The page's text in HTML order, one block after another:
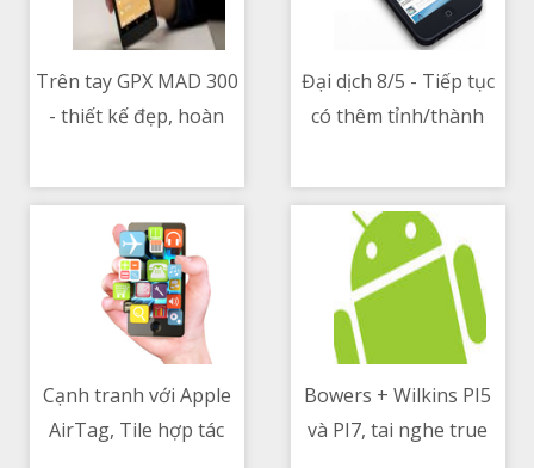
Trên tay GPX MAD 300
- thiết kế đẹp, hoàn
Đại dịch 8/5 - Tiếp tục
có thêm tỉnh/thành
liên quan đến
BVNDTW và K Tân
Triều
Cạnh tranh với Apple
AirTag, Tile hợp tác
Bowers + Wilkins PI5
và PI7, tai nghe true